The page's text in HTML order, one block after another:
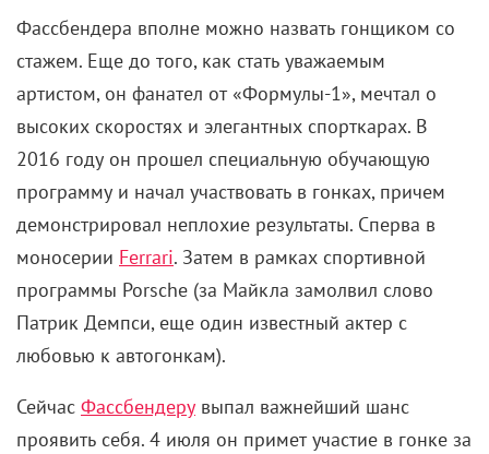
Фассбендера вполне можно назвать гонщиком со
стажем. Еще до того, как стать уважаемым
артистом, он фанател от «Формулы-1», мечтал о
высоких скоростях и элегантных спорткарах. В
2016 году он прошел специальную обучающую
программу и начал участвовать в гонках, причем
демонстрировал неплохие результаты. Сперва в
моносерии Ferrari. Затем в рамках спортивной
программы Porsche (за Майкла замолвил слово
Патрик Демпси, еще один известный актер с
любовью к автогонкам).
Сейчас Фассбендеру выпал важнейший шанс
проявить себя. 4 июля он примет участие в гонке за